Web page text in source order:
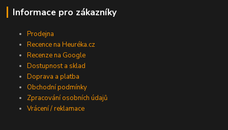
Informace pro zákazníky
Prodejna
Recence na Heuréka.cz
Recenze na Google
Dostupnost a sklad
Doprava a platba
Obchodní podmínky
Zpracování osobních údajů
Vrácení / reklamace